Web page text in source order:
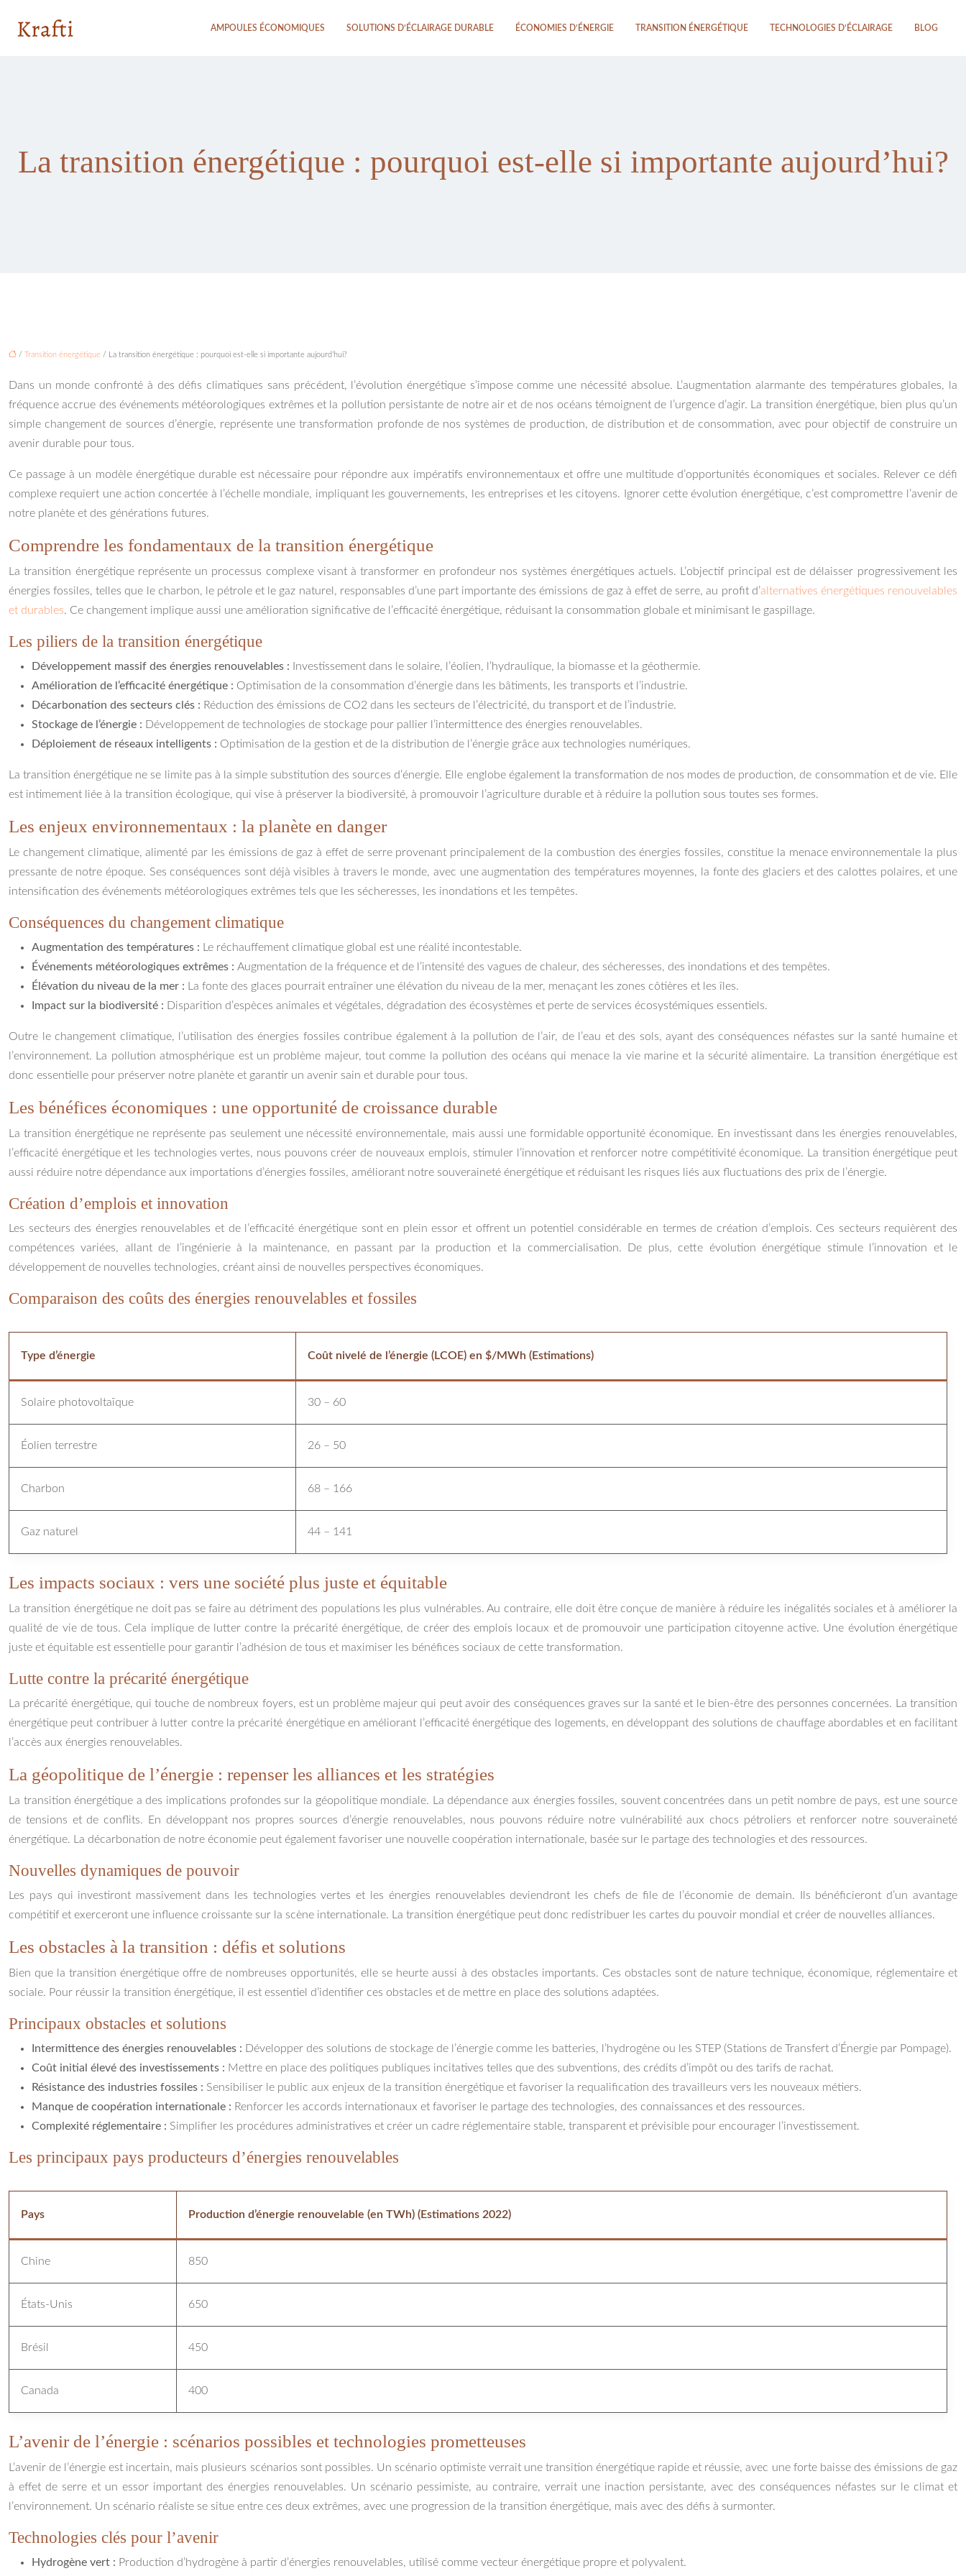
AMPOULES ÉCONOMIQUES SOLUTIONS D’ÉCLAIRAGE DURABLE ÉCONOMIES D’ÉNERGIE TRANSITION ÉNERGÉTIQUE TECHNOLOGIES D’ÉCLAIRAGE BLOG
La transition énergétique : pourquoi est-elle si importante aujourd’hui?
/ Transition énergétique / La transition énergétique : pourquoi est-elle si importante aujourd’hui?
Dans un monde confronté à des défis climatiques sans précédent, l’évolution énergétique s’impose comme une nécessité absolue. L’augmentation alarmante des températures globales, la
fréquence accrue des événements météorologiques extrêmes et la pollution persistante de notre air et de nos océans témoignent de l’urgence d’agir. La transition énergétique, bien plus qu’un
simple changement de sources d’énergie, représente une transformation profonde de nos systèmes de production, de distribution et de consommation, avec pour objectif de construire un
avenir durable pour tous.
Ce passage à un modèle énergétique durable est nécessaire pour répondre aux impératifs environnementaux et offre une multitude d’opportunités économiques et sociales. Relever ce défi
complexe requiert une action concertée à l’échelle mondiale, impliquant les gouvernements, les entreprises et les citoyens. Ignorer cette évolution énergétique, c’est compromettre l’avenir de
notre planète et des générations futures.
Comprendre les fondamentaux de la transition énergétique
La transition énergétique représente un processus complexe visant à transformer en profondeur nos systèmes énergétiques actuels. L’objectif principal est de délaisser progressivement les
énergies fossiles, telles que le charbon, le pétrole et le gaz naturel, responsables d’une part importante des émissions de gaz à effet de serre, au profit d’alternatives énergétiques renouvelables
et durables. Ce changement implique aussi une amélioration significative de l’efficacité énergétique, réduisant la consommation globale et minimisant le gaspillage.
Les piliers de la transition énergétique
Développement massif des énergies renouvelables :
Investissement dans le solaire, l’éolien, l’hydraulique, la biomasse et la géothermie.
Amélioration de l’efficacité énergétique : Optimisation de la consommation d’énergie dans les bâtiments, les transports et l’industrie.
Décarbonation des secteurs clés : Réduction des émissions de CO2 dans les secteurs de l’électricité, du transport et de l’industrie.
Stockage de l’énergie : Développement de technologies de stockage pour pallier l’intermittence des énergies renouvelables.
Déploiement de réseaux intelligents : Optimisation de la gestion et de la distribution de l’énergie grâce aux technologies numériques.
La transition énergétique ne se limite pas à la simple substitution des sources d’énergie. Elle englobe également la transformation de nos modes de production, de consommation et de vie. Elle
est intimement liée à la transition écologique, qui vise à préserver la biodiversité, à promouvoir l’agriculture durable et à réduire la pollution sous toutes ses formes.
Les enjeux environnementaux : la planète en danger
Le changement climatique, alimenté par les émissions de gaz à effet de serre provenant principalement de la combustion des énergies fossiles, constitue la menace environnementale la plus
pressante de notre époque. Ses conséquences sont déjà visibles à travers le monde, avec une augmentation des températures moyennes, la fonte des glaciers et des calottes polaires, et une
intensification des événements météorologiques extrêmes tels que les sécheresses, les inondations et les tempêtes.
Conséquences du changement climatique
Augmentation des températures :
Le réchauffement climatique global est une réalité incontestable.
Événements météorologiques extrêmes : Augmentation de la fréquence et de l’intensité des vagues de chaleur, des sécheresses, des inondations et des tempêtes.
Élévation du niveau de la mer :
La fonte des glaces pourrait entraîner une élévation du niveau de la mer, menaçant les zones côtières et les îles.
Impact sur la biodiversité : Disparition d’espèces animales et végétales, dégradation des écosystèmes et perte de services écosystémiques essentiels.
Outre le changement climatique, l’utilisation des énergies fossiles contribue également à la pollution de l’air, de l’eau et des sols, ayant des conséquences néfastes sur la santé humaine et
l’environnement. La pollution atmosphérique est un problème majeur, tout comme la pollution des océans qui menace la vie marine et la sécurité alimentaire. La transition énergétique est
donc essentielle pour préserver notre planète et garantir un avenir sain et durable pour tous.
Les bénéfices économiques : une opportunité de croissance durable
La transition énergétique ne représente pas seulement une nécessité environnementale, mais aussi une formidable opportunité économique. En investissant dans les énergies renouvelables,
l’efficacité énergétique et les technologies vertes, nous pouvons créer de nouveaux emplois, stimuler l’innovation et renforcer notre compétitivité économique. La transition énergétique peut
aussi réduire notre dépendance aux importations d’énergies fossiles, améliorant notre souveraineté énergétique et réduisant les risques liés aux fluctuations des prix de l’énergie.
Création d’emplois et innovation
Les secteurs des énergies renouvelables et de l’efficacité énergétique sont en plein essor et offrent un potentiel considérable en termes de création d’emplois. Ces secteurs requièrent des
compétences variées, allant de l’ingénierie à la maintenance, en passant par la production et la commercialisation. De plus, cette évolution énergétique stimule l’innovation et le
développement de nouvelles technologies, créant ainsi de nouvelles perspectives économiques.
Comparaison des coûts des énergies renouvelables et fossiles
Type d’énergie Coût nivelé de l’énergie (LCOE) en $/MWh (Estimations)
Solaire photovoltaïque 30 – 60
Éolien terrestre 26 – 50
Charbon 68 – 166
Gaz naturel 44 – 141
Les impacts sociaux : vers une société plus juste et équitable
La transition énergétique ne doit pas se faire au détriment des populations les plus vulnérables. Au contraire, elle doit être conçue de manière à réduire les inégalités sociales et à améliorer la
qualité de vie de tous. Cela implique de lutter contre la précarité énergétique, de créer des emplois locaux et de promouvoir une participation citoyenne active. Une évolution énergétique
juste et équitable est essentielle pour garantir l’adhésion de tous et maximiser les bénéfices sociaux de cette transformation.
Lutte contre la précarité énergétique
La précarité énergétique, qui touche de nombreux foyers, est un problème majeur qui peut avoir des conséquences graves sur la santé et le bien-être des personnes concernées. La transition
énergétique peut contribuer à lutter contre la précarité énergétique en améliorant l’efficacité énergétique des logements, en développant des solutions de chauffage abordables et en facilitant
l’accès aux énergies renouvelables.
La géopolitique de l’énergie : repenser les alliances et les stratégies
La transition énergétique a des implications profondes sur la géopolitique mondiale. La dépendance aux énergies fossiles, souvent concentrées dans un petit nombre de pays, est une source
de tensions et de conflits. En développant nos propres sources d’énergie renouvelables, nous pouvons réduire notre vulnérabilité aux chocs pétroliers et renforcer notre souveraineté
énergétique. La décarbonation de notre économie peut également favoriser une nouvelle coopération internationale, basée sur le partage des technologies et des ressources.
Nouvelles dynamiques de pouvoir
Les pays qui investiront massivement dans les technologies vertes et les énergies renouvelables deviendront les chefs de file de l’économie de demain. Ils bénéficieront d’un avantage
compétitif et exerceront une influence croissante sur la scène internationale. La transition énergétique peut donc redistribuer les cartes du pouvoir mondial et créer de nouvelles alliances.
Les obstacles à la transition : défis et solutions
Bien que la transition énergétique offre de nombreuses opportunités, elle se heurte aussi à des obstacles importants. Ces obstacles sont de nature technique, économique, réglementaire et
sociale. Pour réussir la transition énergétique, il est essentiel d’identifier ces obstacles et de mettre en place des solutions adaptées.
Principaux obstacles et solutions
Intermittence des énergies renouvelables : Développer des solutions de stockage de l’énergie comme les batteries, l’hydrogène ou les STEP (Stations de Transfert d’Énergie par Pompage).
Coût initial élevé des investissements : Mettre en place des politiques publiques incitatives telles que des subventions, des crédits d’impôt ou des tarifs de rachat.
Résistance des industries fossiles : Sensibiliser le public aux enjeux de la transition énergétique et favoriser la requalification des travailleurs vers les nouveaux métiers.
Manque de coopération internationale : Renforcer les accords internationaux et favoriser le partage des technologies, des connaissances et des ressources.
Complexité réglementaire : Simplifier les procédures administratives et créer un cadre réglementaire stable, transparent et prévisible pour encourager l’investissement.
Les principaux pays producteurs d’énergies renouvelables
Pays Production d’énergie renouvelable (en TWh) (Estimations 2022)
Chine 850
États-Unis 650
Brésil 450
Canada 400
L’avenir de l’énergie : scénarios possibles et technologies prometteuses
L’avenir de l’énergie est incertain, mais plusieurs scénarios sont possibles. Un scénario optimiste verrait une transition énergétique rapide et réussie, avec une forte baisse des émissions de gaz
à effet de serre et un essor important des énergies renouvelables. Un scénario pessimiste, au contraire, verrait une inaction persistante, avec des conséquences néfastes sur le climat et
l’environnement. Un scénario réaliste se situe entre ces deux extrêmes, avec une progression de la transition énergétique, mais avec des défis à surmonter.
Technologies clés pour l’avenir
Hydrogène vert : Production d’hydrogène à partir d’énergies renouvelables, utilisé comme vecteur énergétique propre et polyvalent.